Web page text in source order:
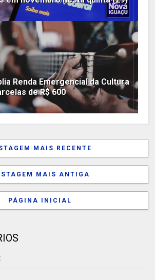
Renda Emergencial da Cultura
de R$ 600
MAIS RECENTE
MAIS ANTIGA
PÁGINA INICIAL